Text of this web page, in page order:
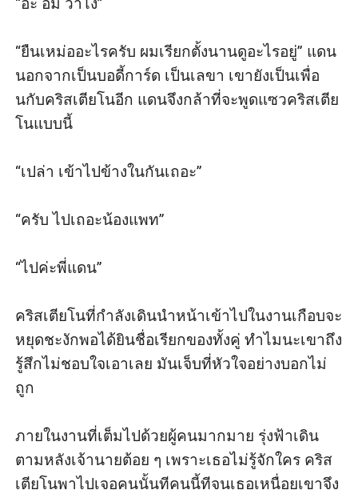
“ยืนเหม่ออะไรครับ ผมเรียกตั้งนานดูอะไรอยู่” แดน
นอกจากเป็นบอดี้การ์ด เป็นเลขา เขายังเป็นเพื่อ
นกับคริสเตียโนอีก แดนจึงกล้าที่จะพูดแซวคริสเตีย
โนแบบนี้
“เปล่า เข้าไปข้างในกันเถอะ”
“ครับ ไปเถอะน้องแพท”
“ไปค่ะพี่แดน”
คริสเตียโนที่กำลังเดินนำหน้าเข้าไปในงานเกือบจะ
หยุดชะงักพอได้ยินชื่อเรียกของทั้งคู่ ทำไมนะเขาถึง
รู้สึกไม่ชอบใจเอาเลย มันเจ็บที่หัวใจอย่างบอกไม่
ถูก
ภายในงานที่เต็มไปด้วยผู้คนมากมาย รุ่งฟ้าเดิน
ตามหลังเจ้านายต้อย ๆ เพราะเธอไม่รู้จักใคร คริส
เตียโนพาไปเจอคนนั้นทีคนนี้ทีจนเธอเหนื่อยเขาจึง